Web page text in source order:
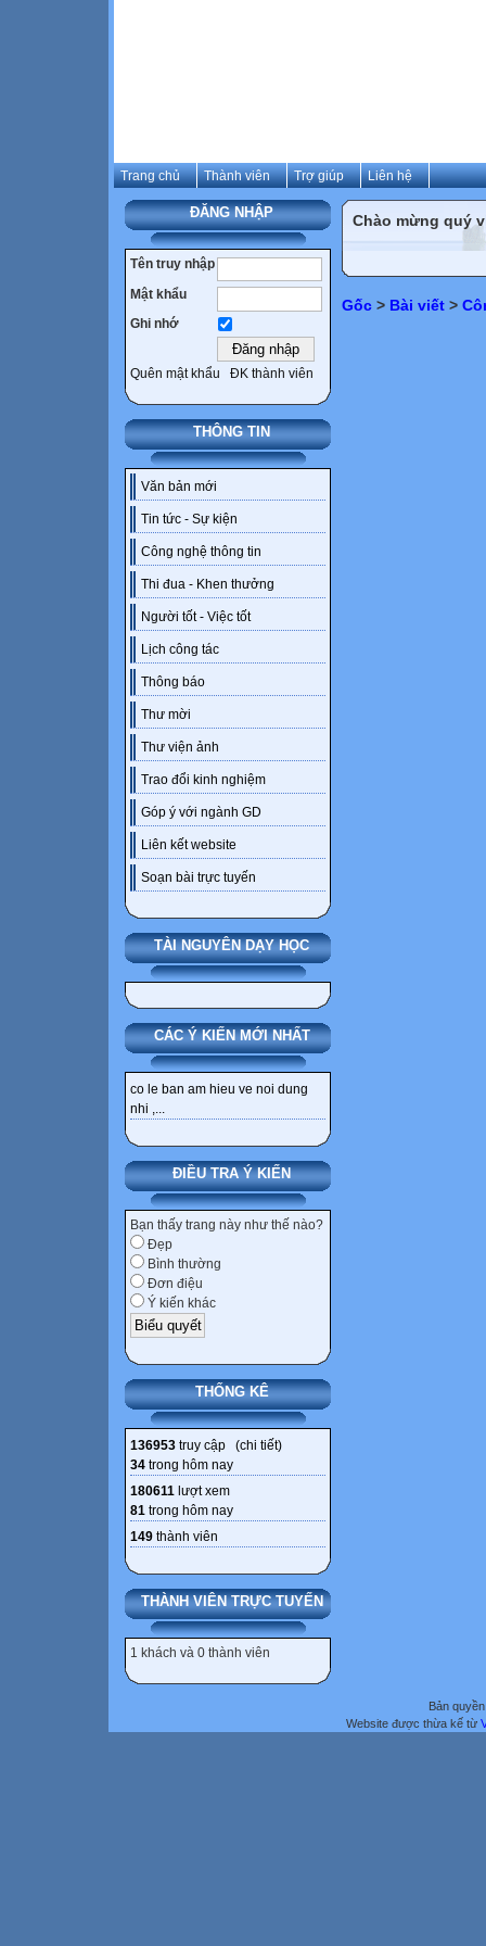
Trang chủ Thành viên Trợ giúp Liên hệ
ĐĂNG NHẬP
Tên truy nhập
Mật khẩu
Ghi nhớ
Quên mật khẩu ĐK thành viên
THÔNG TIN
Văn bản mới
Tin tức - Sự kiện
Công nghệ thông tin
Thi đua - Khen thưởng
Người tốt - Việc tốt
Lịch công tác
Thông báo
Thư mời
Thư viện ảnh
Trao đổi kinh nghiệm
Góp ý với ngành GD
Liên kết website
Soạn bài trực tuyến
TÀI NGUYÊN DẠY HỌC
CÁC Ý KIẾN MỚI NHẤT
co le ban am hieu ve noi dung
nhi ,...
ĐIỀU TRA Ý KIẾN
Bạn thấy trang này như thế nào?
Đẹp
Bình thường
Đơn điệu
Ý kiến khác
THỐNG KÊ
136953 truy cập (chi tiết)
34 trong hôm nay
180611 lượt xem
81 trong hôm nay
149 thành viên
THÀNH VIÊN TRỰC TUYẾN
1 khách và 0 thành viên
Chào mừng quý
Gốc > Bài viết >
Bản
Website được thừa kế từ